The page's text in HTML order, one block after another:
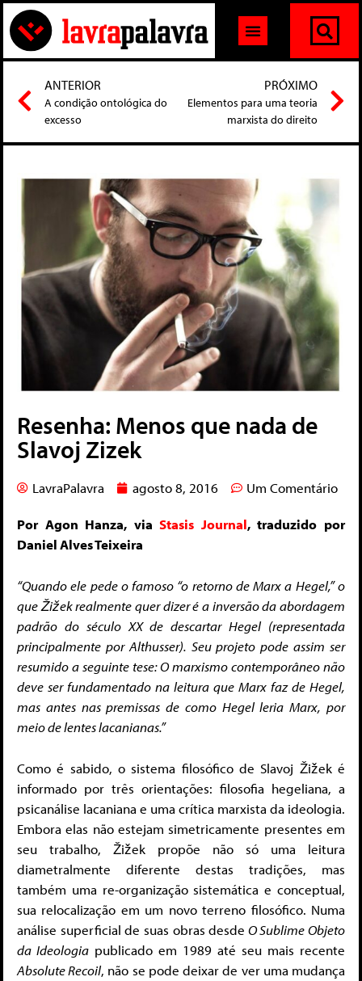
ANTERIOR
A condição ontológica do
excesso
PRÓXIMO
Elementos para uma teoria
marxista do direito
Resenha: Menos que nada de
Slavoj Zizek
LavraPalavra agosto 8, 2016 Um Comentário
Por Agon Hanza, viaStasis Journal, traduzido por
Daniel Alves Teixeira
“Quando ele pede o famoso “o retorno de Marx a Hegel,” o
que Žižek realmente quer dizer é a inversão da abordagem
padrão do século XX de descartar Hegel (representada
principalmente por Althusser). Seu projeto pode assim ser
resumido a seguinte tese: O marxismo contemporâneo não
deve ser fundamentado na leitura que Marx faz de Hegel,
mas antes nas premissas de como Hegel leria Marx, por
meio de lentes lacanianas.”
Como é sabido, o sistema filosófico de Slavoj Žižek é
informado por três orientações: filosofia hegeliana, a
psicanálise lacaniana e uma crítica marxista da ideologia.
Embora elas não estejam simetricamente presentes em
seu trabalho, Žižek propõe não só uma leitura
diametralmente diferente destas tradições, mas
também uma re-organização sistemática e conceptual,
sua relocalização em um novo terreno filosófico. Numa
análise superficial de suas obras desde O Sublime Objeto
da Ideologia publicado em 1989 até seu mais recente
Absolute Recoil, não se pode deixar de ver uma mudança